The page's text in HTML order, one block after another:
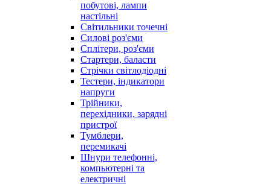
побутові, лампи
настільні
Світильники точечні
Силові роз'єми
Сплітери, роз'єми
Стартери, баласти
Стрічки світлодіодні
Тестери, індикатори
напруги
Трійники,
перехідники, зарядні
пристрої
Тумблери,
перемикачі
Шнури телефонні,
компьютерні та
електричні